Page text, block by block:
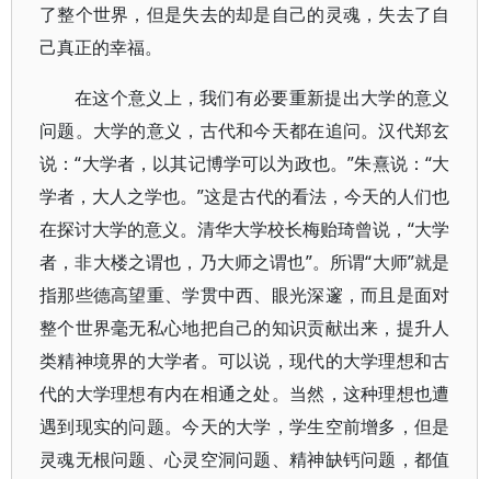
了整个世界，但是失去的却是自己的灵魂，失去了自
己真正的幸福。
在这个意义上，我们有必要重新提出大学的意义
问题。大学的意义，古代和今天都在追问。汉代郑玄
说：“大学者，以其记博学可以为政也。”朱熹说：“大
学者，大人之学也。”这是古代的看法，今天的人们也
在探讨大学的意义。清华大学校长梅贻琦曾说，“大学
者，非大楼之谓也，乃大师之谓也”。所谓“大师”就是
指那些德高望重、学贯中西、眼光深邃，而且是面对
整个世界毫无私心地把自己的知识贡献出来，提升人
类精神境界的大学者。可以说，现代的大学理想和古
代的大学理想有内在相通之处。当然，这种理想也遭
遇到现实的问题。今天的大学，学生空前增多，但是
灵魂无根问题、心灵空洞问题、精神缺钙问题，都值